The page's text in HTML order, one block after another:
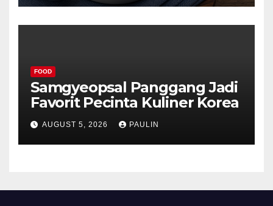
FOOD
Samgyeopsal Panggang Jadi
Favorit Pecinta Kuliner Korea
AUGUST 5, 2026 PAULIN